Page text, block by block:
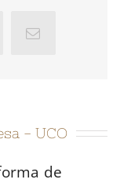
Correo
- UCO
de